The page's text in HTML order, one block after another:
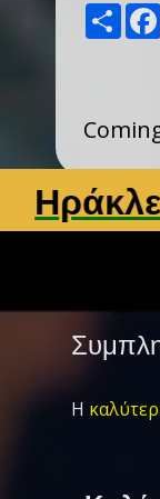
Share
Η